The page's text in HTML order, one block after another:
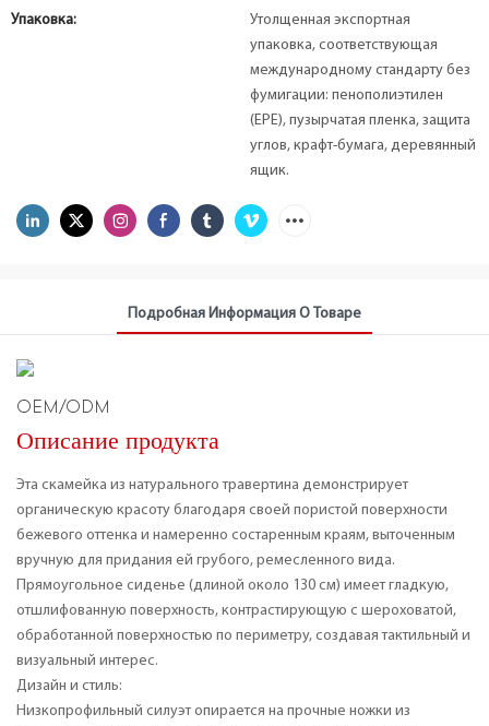
Упаковка:
Утолщенная экспортная
упаковка, соответствующая
международному стандарту без
фумигации: пенополиэтилен
(EPE), пузырчатая пленка, защита
углов, крафт-бумага, деревянный
ящик.
Подробная Информация О Товаре
OEM/ODM
Описание продукта
Эта скамейка из натурального травертина демонстрирует
органическую красоту благодаря своей пористой поверхности
бежевого оттенка и намеренно состаренным краям, выточенным
вручную для придания ей грубого, ремесленного вида.
Прямоугольное сиденье (длиной около 130 см) имеет гладкую,
отшлифованную поверхность, контрастирующую с шероховатой,
обработанной поверхностью по периметру, создавая тактильный и
визуальный интерес.
Дизайн и стиль:
Низкопрофильный силуэт опирается на прочные ножки из